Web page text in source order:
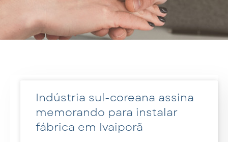
Indústria sul-coreana assina
memorando para instalar
fábrica em Ivaiporã